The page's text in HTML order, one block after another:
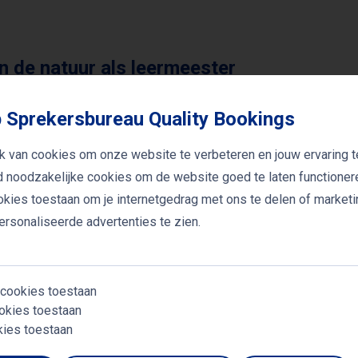
de natuur als leermeester
respect voor de natuur, niet alleen als bron van
dat veel problemen waarmee we worstelen – van
we los zijn geraakt van natuurlijke ritmes en grenzen.
te begrijpen, kunnen we leren hoe balans,
Dekkers ligt daar de sleutel tot een leefbare
Sprekersbureau Quality Bookings
van cookies om onze website te verbeteren en jouw ervaring
noodzakelijke cookies om de website goed te laten
toestaan om je internetgedrag met ons te delen of
advertenties te zien.
toestaan
toestaan
toestaan